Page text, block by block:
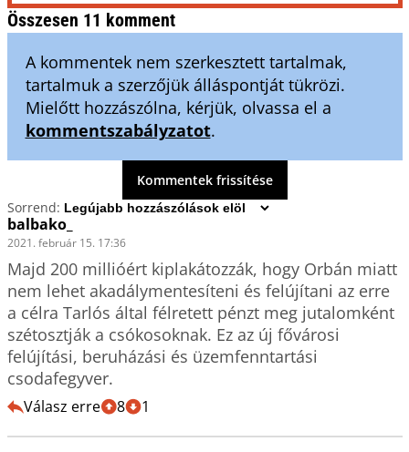
Összesen 11 komment
A kommentek nem szerkesztett tartalmak,
tartalmuk a szerzőjük álláspontját tükrözi.
Mielőtt hozzászólna, kérjük, olvassa el a
kommentszabályzatot.
Kommentek frissítése
Sorrend:
balbako_
2021. február 15. 17:36
Majd 200 millióért kiplakátozzák, hogy Orbán miatt
nem lehet akadálymentesíteni és felújítani az erre
a célra Tarlós által félretett pénzt meg jutalomként
szétosztják a csókosoknak. Ez az új fővárosi
felújítási, beruházási és üzemfenntartási
csodafegyver.
Válasz erre 8 1